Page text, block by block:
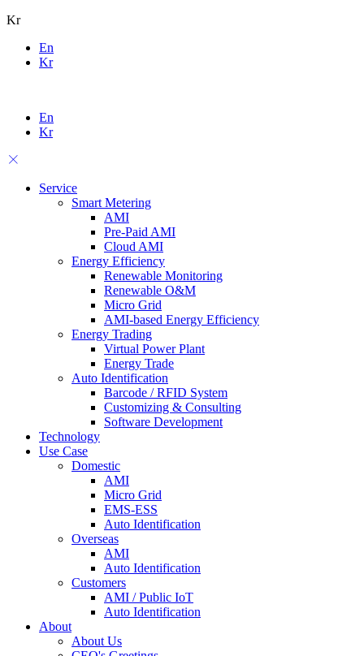
Kr
En
Kr
En
Kr
Service
Smart Metering
AMI
Pre-Paid AMI
Cloud AMI
Energy Efficiency
Renewable Monitoring
Renewable O&M
Micro Grid
AMI-based Energy Efficiency
Energy Trading
Virtual Power Plant
Energy Trade
Auto Identification
Barcode / RFID System
Customizing & Consulting
Software Development
Technology
Use Case
Domestic
AMI
Micro Grid
EMS-ESS
Auto Identification
Overseas
AMI
Auto Identification
Customers
AMI / Public IoT
Auto Identification
About
About Us